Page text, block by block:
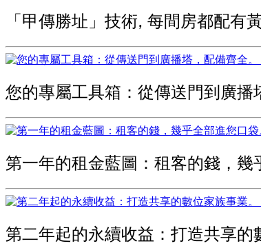
「甲傳勝址」技術, 每間房都配有
您的專屬工具箱：從傳送門到廣播
第一年的租金藍圖：租客的錢，幾
第二年起的永續收益：打造共享的